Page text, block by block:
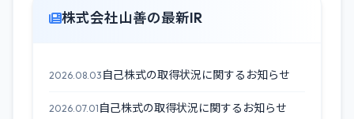
株式会社山善の最新IR
2026.08.03 自己株式の取得状況に関するお知らせ
2026.07.01 自己株式の取得状況に関するお知らせ